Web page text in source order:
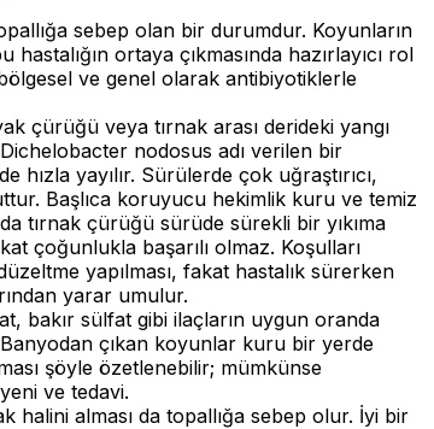
sebep olan bir durumdur. Koyunların
ortaya çıkmasında hazırlayıcı rol
ve genel olarak antibiyotiklerle
çürüğü veya tırnak arası derideki yangı
nodosus adı verilen bir
hızla yayılır. Sürülerde çok uğraştırıcı,
Başlıca koruyucu hekimlik kuru ve temiz
tırnak çürüğü sürüde sürekli bir yıkıma
çoğunlukla başarılı olmaz. Koşulları
yapılması, fakat hastalık sürerken
yarar umulur.
bakır sülfat gibi ilaçların uygun oranda
Banyodan çıkan koyunlar kuru bir yerde
şöyle özetlenebilir; mümkünse
ve tedavi.
halini alması da topallığa sebep olur. İyi bir